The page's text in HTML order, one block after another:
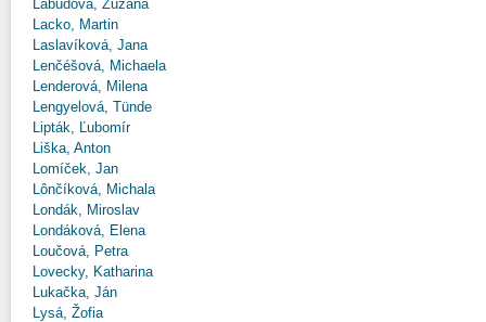
Labudová, Zuzana
Lacko, Martin
Laslavíková, Jana
Lenčéšová, Michaela
Lenderová, Milena
Lengyelová, Tünde
Lipták, Ľubomír
Liška, Anton
Lomíček, Jan
Lônčíková, Michala
Londák, Miroslav
Londáková, Elena
Loučová, Petra
Lovecky, Katharina
Lukačka, Ján
Lysá, Žofia